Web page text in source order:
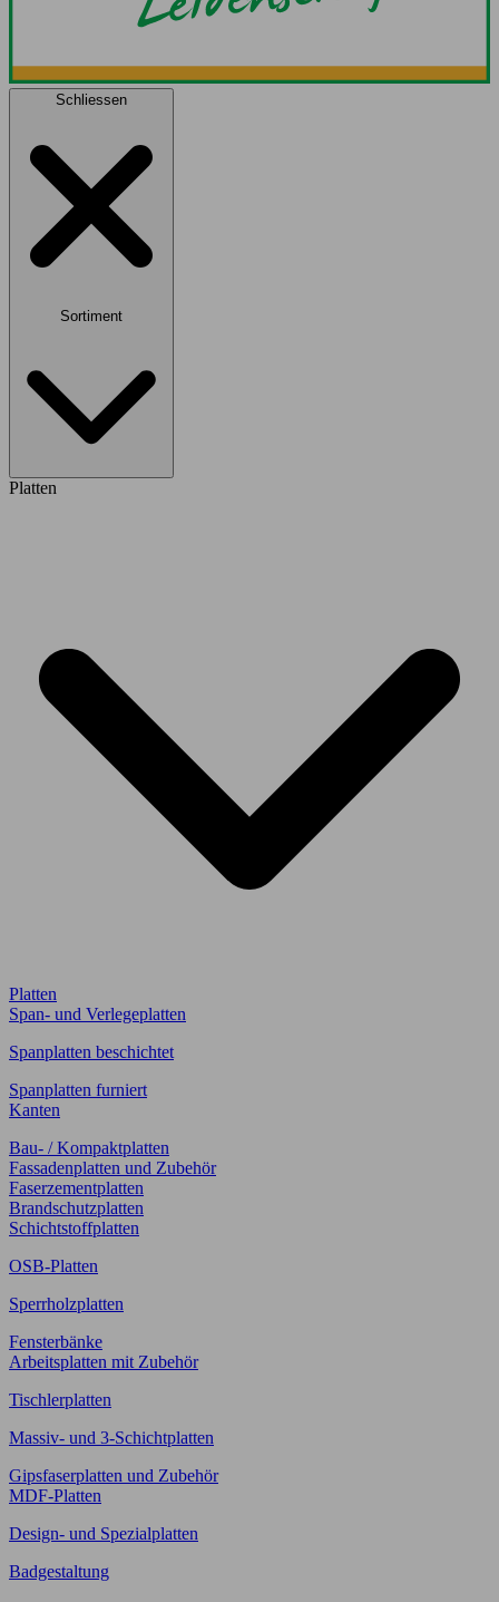
Schliessen
Sortiment
Platten
Platten
Span- und Verlegeplatten
Spanplatten beschichtet
Spanplatten furniert
Kanten
Bau- / Kompaktplatten
Fassadenplatten und Zubehör
Faserzementplatten
Brandschutzplatten
Schichtstoffplatten
OSB-Platten
Sperrholzplatten
Fensterbänke
Arbeitsplatten mit Zubehör
Tischlerplatten
Massiv- und 3-Schichtplatten
Gipsfaserplatten und Zubehör
MDF-Platten
Design- und Spezialplatten
Badgestaltung